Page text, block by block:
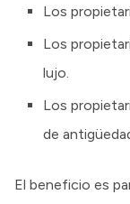
Los
Los
lujo.
Los
de
El beneficio es